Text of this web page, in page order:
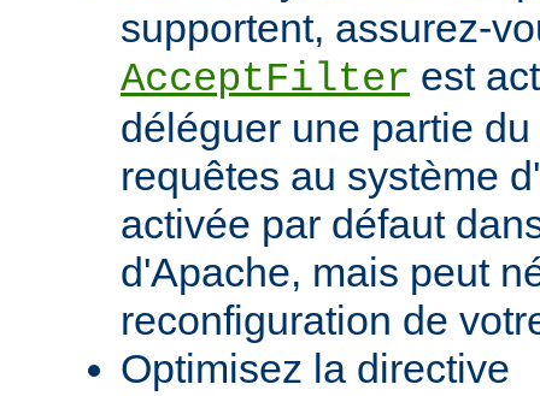
supportent, assurez-
AcceptFilter est
déléguer une partie
requêtes au système
activée par défaut
d'Apache, mais peut
reconfiguration de
Optimisez la directive